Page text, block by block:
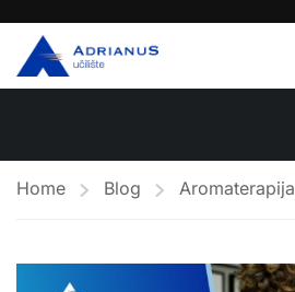
Home Blog Aromaterapija